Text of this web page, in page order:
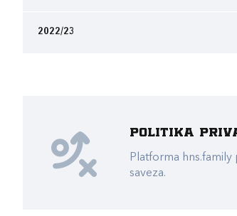
2022/23
Politika
Platforma
saveza.